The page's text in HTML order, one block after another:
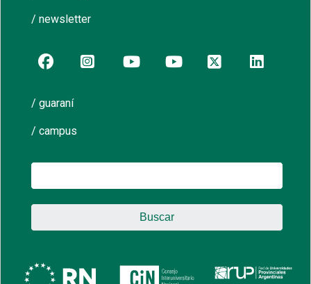
/ newsletter
/ guaraní
/ campus
Buscar: